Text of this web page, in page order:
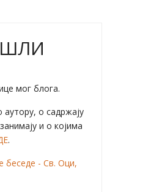
мог блога.
о садржају
и о којима
.
беседе - Св. Оци,